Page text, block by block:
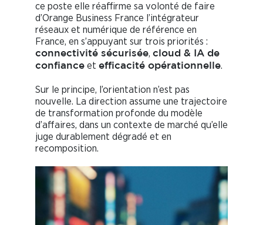
ce poste elle réaffirme sa volonté de faire
d’Orange Business France l’intégrateur
réseaux et numérique de référence en
France, en s’appuyant sur trois priorités :
connectivité sécurisée, cloud & IA de
confiance et efficacité opérationnelle.
Sur le principe, l’orientation n’est pas
nouvelle. La direction assume une trajectoire
de transformation profonde du modèle
d’affaires, dans un contexte de marché qu’elle
juge durablement dégradé et en
recomposition.